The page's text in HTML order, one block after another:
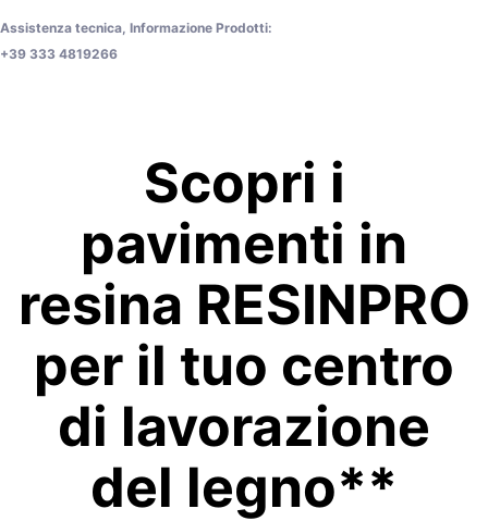
Assistenza tecnica, Informazione Prodotti:
+39 333 4819266
Scopri i
pavimenti in
resina RESINPRO
per il tuo centro
di lavorazione
del legno**